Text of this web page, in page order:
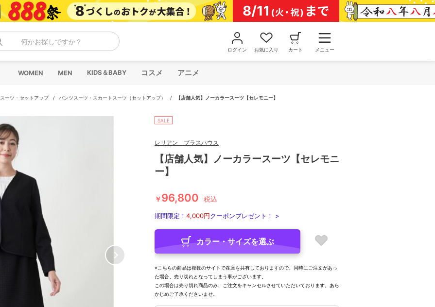
何かお探しですか？
ログイン お気に入り カート メニュー
WOMEN MEN KIDS＆BABY コスメ アニメ
スーツ・セットアップ / パンツスーツ・スカートスーツ（セットアップ） / 【店舗人気】ノーカラースーツ【セレモニー】
SALE
レリアン プラスハウス
【店舗人気】ノーカラースーツ【セレモニ
ー】
￥96,800 税込
期間限定！ 4,000円クーポンプレゼント！ >
カラー・サイズを選ぶ
※こちらの商品は複数のサイトで在庫を共有しておりますので、同時にご注文があっ
た場合、売り切れとなってしまう事がございます。
この場合は売り切れ商品のみ、ご注文をキャンセルさせていただいております。あら
かじめご了承くださいませ。